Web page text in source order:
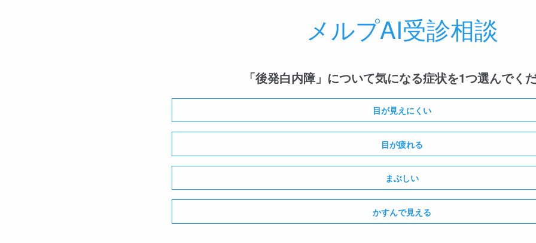
メルプAI受診相談
「後発白内障」について気になる症状を1つ選んでく
目が見えにくい
目が疲れる
まぶしい
かすんで見える